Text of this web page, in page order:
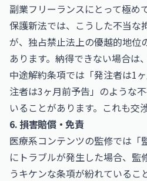
副業フリーランスにとって極め
保護新法では、こうした不当な
が、独占禁止法上の優越的地位
あります。納得できない場合は
中途解約条項では「発注者は1
注者は3ヶ月前予告」のような
いることがあります。これも交
6. 損害賠償・免責
医療系コンテンツの監修では「
にトラブルが発生した場合、監
うキケンな条項が紛れているこ